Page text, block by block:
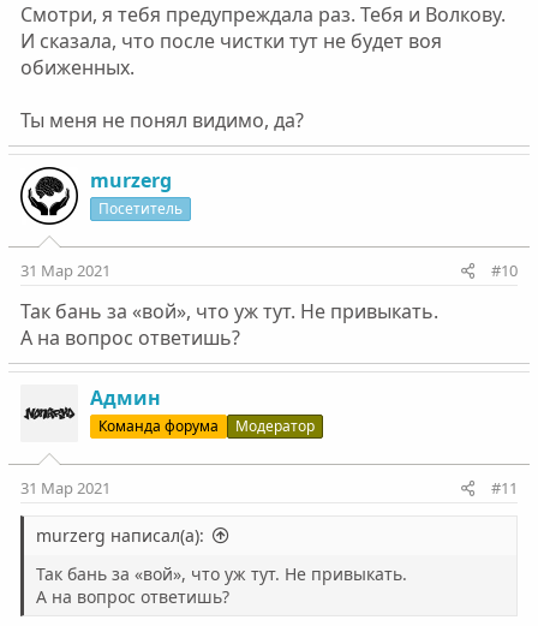
Смотри, я тебя предупреждала раз. Тебя и Волкову.
И сказала, что после чистки тут не будет воя
обиженных.
Ты меня не понял видимо, да?
murzerg
Посетитель
31 Мар 2021 #10
Так бань за «вой», что уж тут. Не привыкать.
А на вопрос ответишь?
Админ
Команда форума Модератор
31 Мар 2021 #11
murzerg написал(а):
Так бань за «вой», что уж тут. Не привыкать.
А на вопрос ответишь?